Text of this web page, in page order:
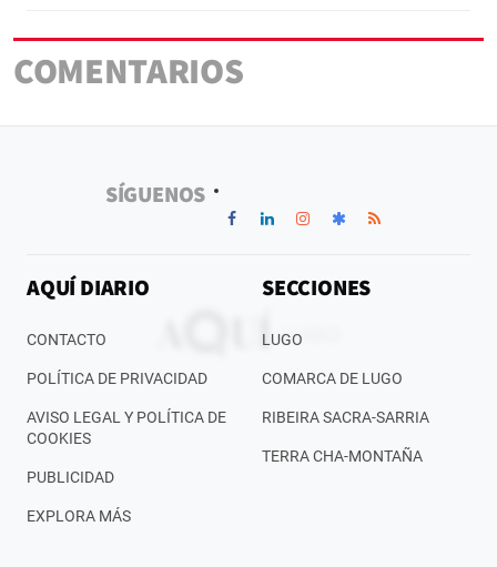
COMENTARIOS
SÍGUENOS
AQUÍ DIARIO
CONTACTO
POLÍTICA DE PRIVACIDAD
AVISO LEGAL Y POLÍTICA DE
COOKIES
PUBLICIDAD
EXPLORA MÁS
SECCIONES
LUGO
COMARCA DE LUGO
RIBEIRA SACRA-SARRIA
TERRA CHA-MONTAÑA